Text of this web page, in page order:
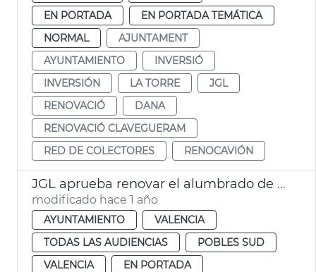
EN PORTADA
EN PORTADA TEMÁTICA
NORMAL
AJUNTAMENT
AYUNTAMIENTO
INVERSIÓ
INVERSIÓN
LA TORRE
JGL
RENOVACIÓ
DANA
RENOVACIÓ CLAVEGUERAM
RED DE COLECTORES
RENOCAVIÓN
JGL aprueba renovar el alumbrado de pedanías afectadas dana
modificado hace 1 año
AYUNTAMIENTO
VALENCIA
TODAS LAS AUDIENCIAS
POBLES SUD
VALENCIA
EN PORTADA